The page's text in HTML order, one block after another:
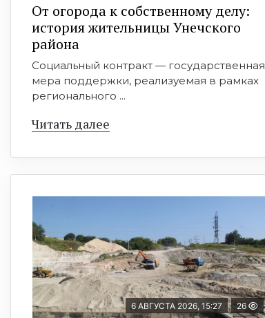
От огорода к собственному делу:
история жительницы Унечского
района
Социальный контракт — государственная
мера поддержки, реализуемая в рамках
регионального ...
Читать далее
6 АВГУСТА 2026, 15:27 26